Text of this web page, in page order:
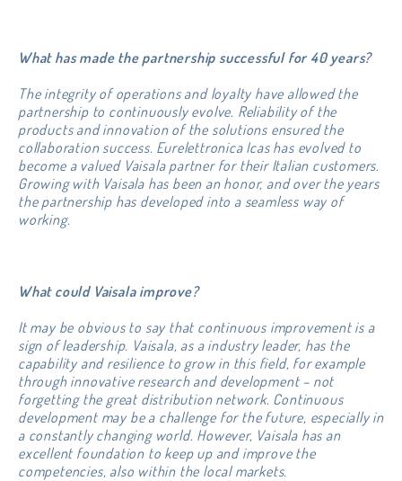
What has made the partnership successful for 40 years?
The integrity of operations and loyalty have allowed the
partnership to continuously evolve. Reliability of the
products and innovation of the solutions ensured the
collaboration success. Eurelettronica Icas has evolved to
become a valued Vaisala partner for their Italian customers.
Growing with Vaisala has been an honor, and over the years
the partnership has developed into a seamless way of
working.
What could Vaisala improve?
It may be obvious to say that continuous improvement is a
sign of leadership. Vaisala, as a industry leader, has the
capability and resilience to grow in this field, for example
through innovative research and development – not
forgetting the great distribution network. Continuous
development may be a challenge for the future, especially in
a constantly changing world. However, Vaisala has an
excellent foundation to keep up and improve the
competencies, also within the local markets.